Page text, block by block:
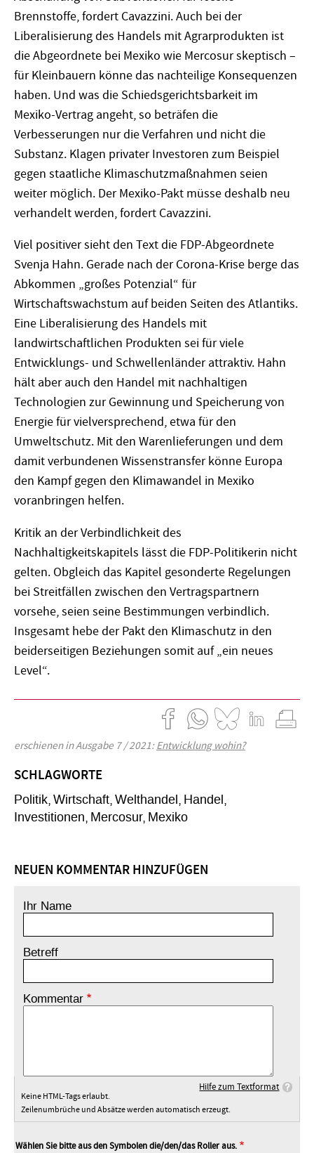
Brennstoffe, fordert Cavazzini. Auch bei der
Liberalisierung des Handels mit Agrarprodukten ist
die Abgeordnete bei Mexiko wie Mercosur skeptisch –
für Kleinbauern könne das nachteilige Konsequenzen
haben. Und was die Schiedsgerichtsbarkeit im
Mexiko-Vertrag angeht, so beträfen die
Verbesserungen nur die Verfahren und nicht die
Substanz. Klagen privater Investoren zum Beispiel
gegen staatliche Klimaschutzmaßnahmen seien
weiter möglich. Der Mexiko-Pakt müsse deshalb neu
verhandelt werden, fordert Cavazzini.
Viel positiver sieht den Text die FDP-Abgeordnete
Svenja Hahn. Gerade nach der Corona-Krise berge das
Abkommen „großes Potenzial“ für
Wirtschaftswachstum auf beiden Seiten des Atlantiks.
Eine Liberalisierung des Handels mit
landwirtschaftlichen Produkten sei für viele
Entwicklungs- und Schwellenländer attraktiv. Hahn
hält aber auch den Handel mit nachhaltigen
Technologien zur Gewinnung und Speicherung von
Energie für vielversprechend, etwa für den
Umweltschutz. Mit den Warenlieferungen und dem
damit verbundenen Wissenstransfer könne Europa
den Kampf gegen den Klimawandel in Mexiko
voranbringen helfen.
Kritik an der Verbindlichkeit des
Nachhaltigkeitskapitels lässt die FDP-Politikerin nicht
gelten. Obgleich das Kapitel gesonderte Regelungen
bei Streitfällen zwischen den Vertragspartnern
vorsehe, seien seine Bestimmungen verbindlich.
Insgesamt hebe der Pakt den Klimaschutz in den
beiderseitigen Beziehungen somit auf „ein neues
Level“.
erschienen in Ausgabe 7 / 2021:Entwicklung wohin?
SCHLAGWORTE
Politik Wirtschaft Welthandel Handel
Investitionen Mercosur Mexiko
NEUEN KOMMENTAR HINZUFÜGEN
Ihr Name
Betreff
Kommentar
Hilfe zum Textformat
Keine HTML-Tags erlaubt.
Zeilenumbrüche und Absätze werden automatisch erzeugt.
Wählen Sie bitte aus den Symbolen die/den/das Roller aus.